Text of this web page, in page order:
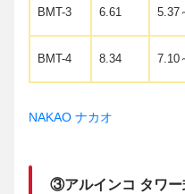
BMT-3 6.61 5.37
BMT-4 8.34 7.10
NAKAO ナカオ
③アルインコ タワー